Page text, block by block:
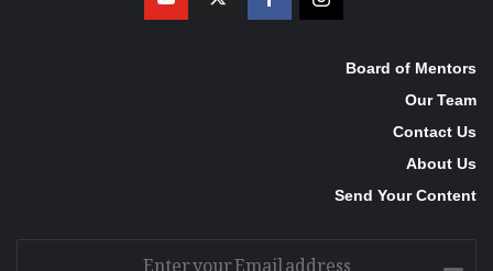
Board of Mentors
Our Team
Contact Us
About Us
Send Your Content